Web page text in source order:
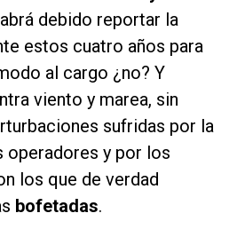
debido reportar la
estos cuatro años para
al cargo ¿no? Y
viento y marea, sin
sufridas por la
operadores y por los
los que de verdad
bofetadas.